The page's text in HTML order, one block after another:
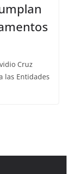
Cruz
las Entidades